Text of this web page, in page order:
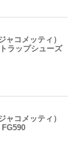
コメッティ）
ラップシューズ
コメッティ）